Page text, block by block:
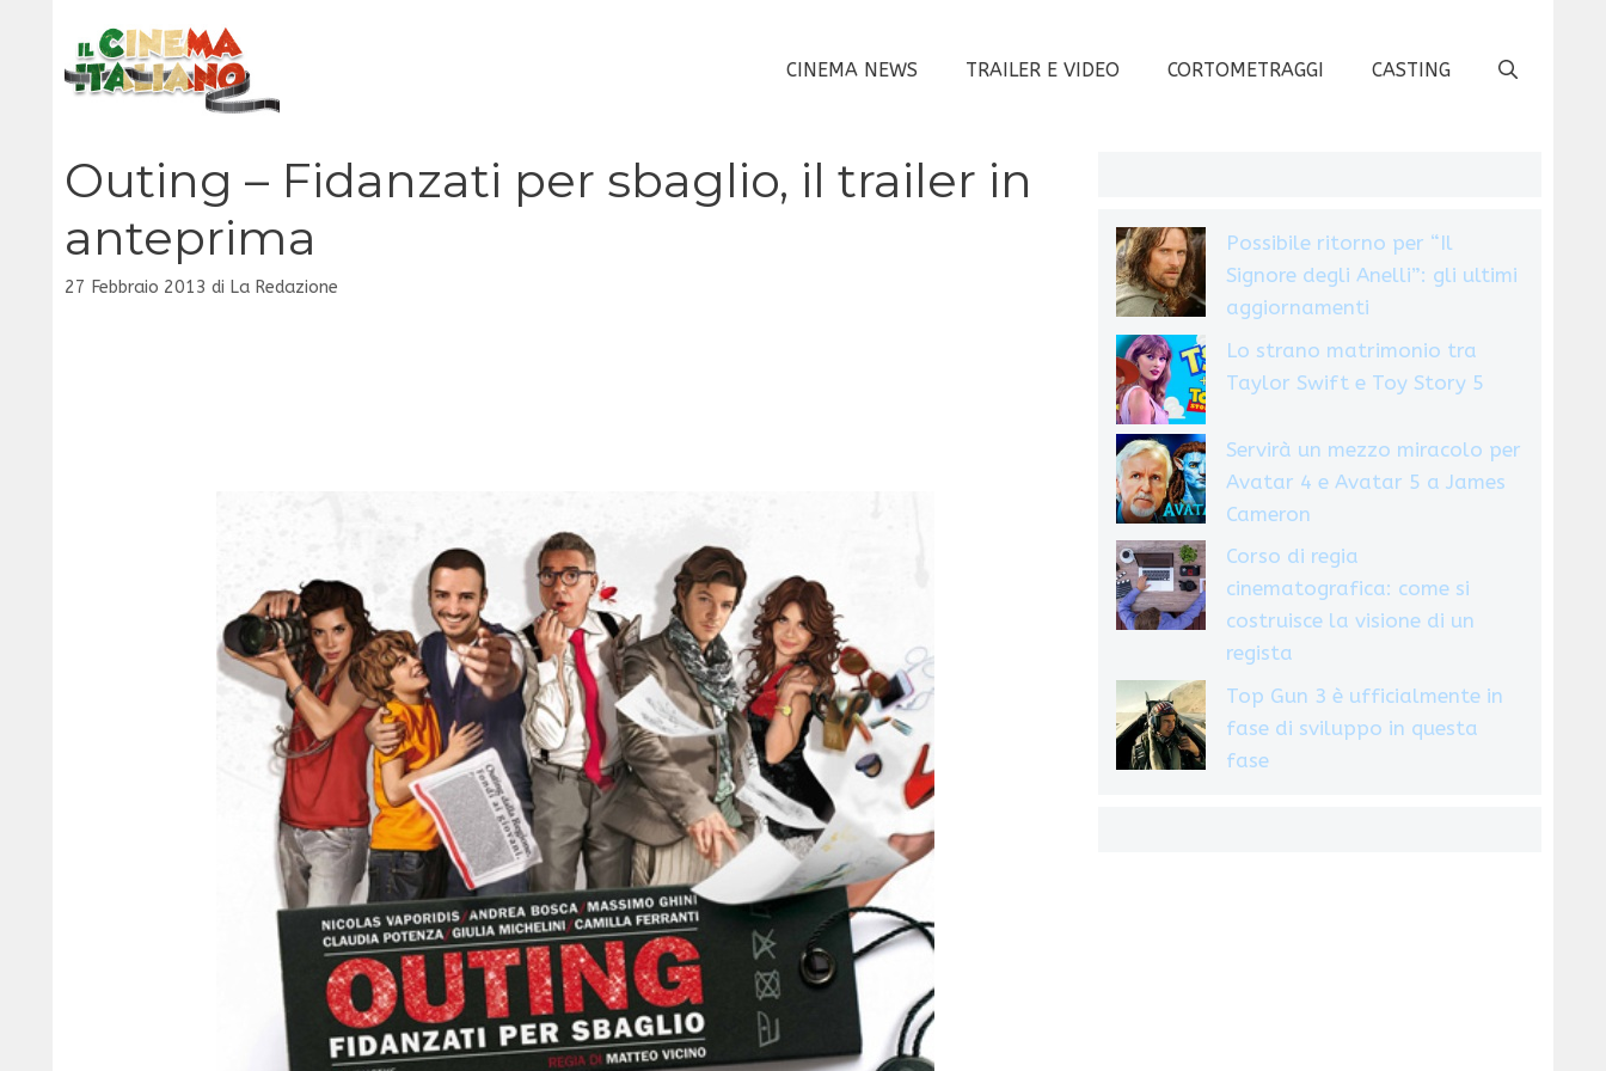
contenuto
CINEMA NEWS TRAILER E VIDEO CORTOMETRAGGI CASTING
Outing – Fidanzati per sbaglio, il trailer in
anteprima
27 Febbraio 2013 di La Redazione
Possibile ritorno per “Il
Signore degli Anelli”: gli ultimi
aggiornamenti
Lo strano matrimonio tra
Taylor Swift e Toy Story 5
Servirà un mezzo miracolo per
Avatar 4 e Avatar 5 a James
Cameron
Corso di regia
cinematografica: come si
costruisce la visione di un
regista
Top Gun 3 è ufficialmente in
fase di sviluppo in questa
fase